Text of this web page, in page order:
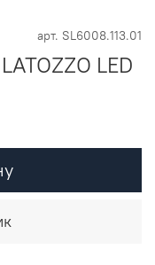
арт. SL6008.113.01
LED